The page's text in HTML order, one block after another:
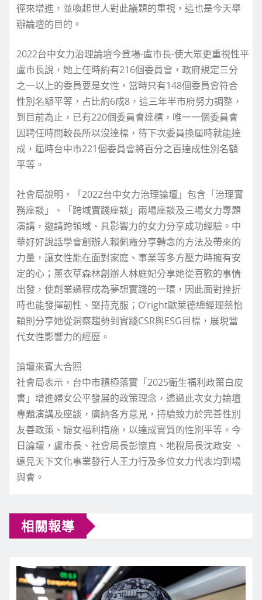
徑來增進，並喚起世人對此議題的重視，這也是今天舉
辦論壇的目的。
2022台中女力治理論壇今登場-盧市長-使大眾更重視性平
盧市長說，她上任時約有216個委員會，政府規定三分
之一以上的委員要是女性，當時只有148個委員會符合
性別名額平等，占比約6成8，這三年半市府努力調整，
到目前為止，已有220個委員會達標，唯一一個委員會
因聘任時間較長所以沒達標，待下次委員換屆時就能達
成，屆時台中市221個委員會將百分之百達成性別名額
平等。
社會局說明，「2022台中女力治理論壇」包含「治理實
務座談」、「跨域實踐座談」兩場座談及三場女力專題
演講，邀請跨領域、具影響力的女力分享成功經驗。中
華好好說話學會創辦人賴佩霞分享轉念的方法及帶來的
力量，讓女性能在面對家庭、事業等多方壓力時擁有安
定的心；薰衣草森林創辦人林庭妃分享她從喜歡的事情
出發，使創業過程成為夢想實踐的一環，因此面對挫折
時也能發揮韌性、堅持克服；O’right歐萊德總經理蔡怡
穎則分享她從洞察趨勢到實踐CSR與ESG目標，展現當
代女性影響力的經歷。
論壇來賓大合照
社會局表示，台中市積極落實「2025衛生福利政策白皮
書」增進婦女公平發展的政策理念，透過此次女力論壇
專題演講及座談，廣納各方意見，持續致力於完善性別
友善政策、婦女福利措施，以達成實質的性別平等。今
日論壇，盧市長、社會局長彭懷真、地稅局長沈政安 、
遠見天下文化事業發行人王力行及多位女力代表均到場
與會。
相關報導